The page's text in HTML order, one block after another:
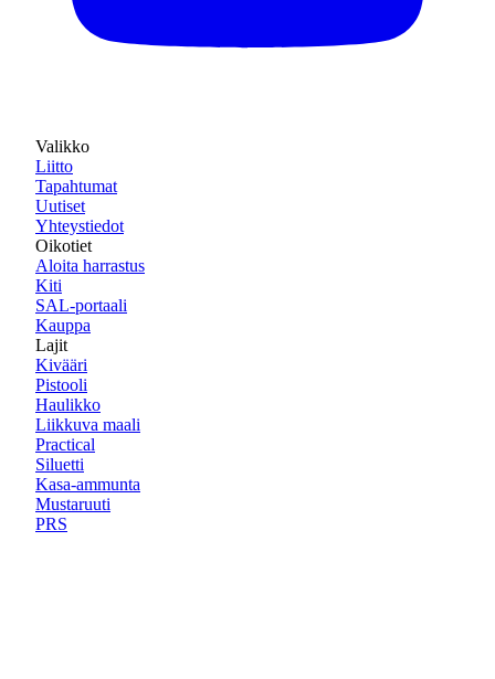
Valikko
Liitto
Tapahtumat
Uutiset
Yhteystiedot
Oikotiet
Aloita harrastus
Kiti
SAL-portaali
Kauppa
Lajit
Kivääri
Pistooli
Haulikko
Liikkuva maali
Practical
Siluetti
Kasa-ammunta
Mustaruuti
PRS